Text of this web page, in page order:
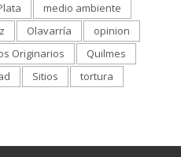
medio ambiente
Olavarría
opinion
Originarios
Quilmes
Sitios
tortura